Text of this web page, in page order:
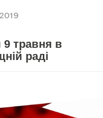
9 травня в
раді